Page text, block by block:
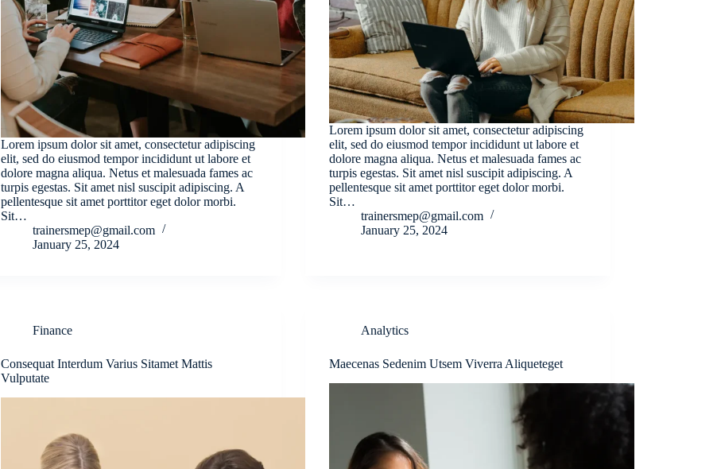
Lorem ipsum dolor sit amet, consectetur adipiscing
elit, sed do eiusmod tempor incididunt ut labore et
dolore magna aliqua. Netus et malesuada fames ac
turpis egestas. Sit amet nisl suscipit adipiscing. A
pellentesque sit amet porttitor eget dolor morbi.
Sit…
trainersmep@gmail.com
January 25, 2024
Lorem ipsum dolor sit amet, consectetur adipiscing
elit, sed do eiusmod tempor incididunt ut labore et
dolore magna aliqua. Netus et malesuada fames ac
turpis egestas. Sit amet nisl suscipit adipiscing. A
pellentesque sit amet porttitor eget dolor morbi.
Sit…
trainersmep@gmail.com
January 25, 2024
Finance
Consequat Interdum Varius Sitamet Mattis
Vulputate
Analytics
Maecenas Sedenim Utsem Viverra Aliqueteget